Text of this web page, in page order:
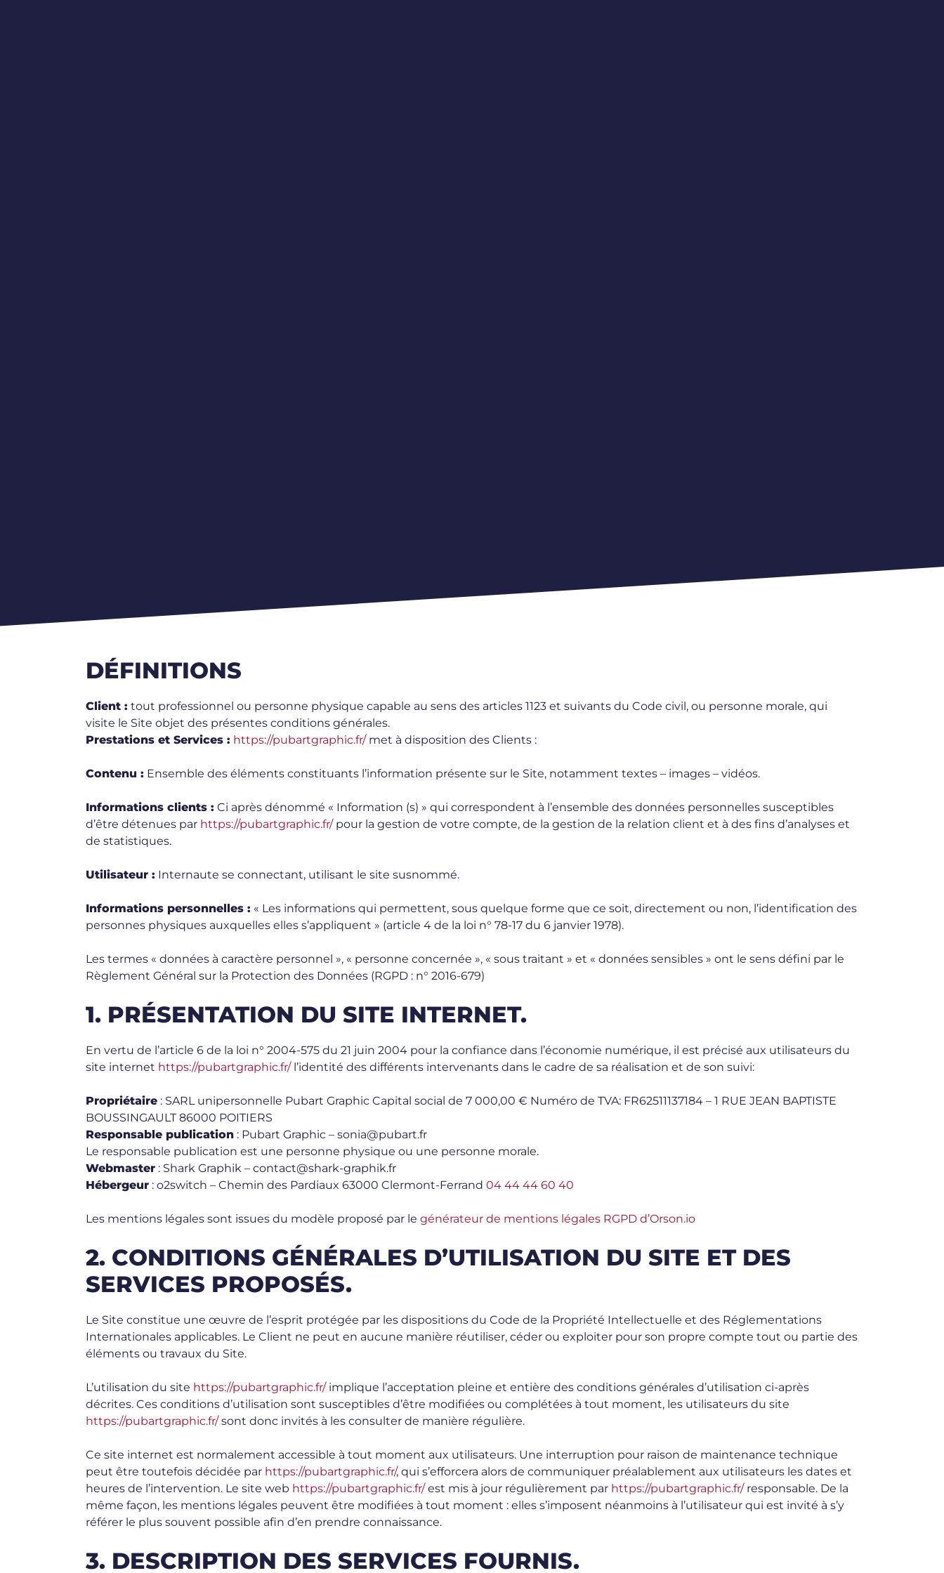
DÉFINITIONS
Client : tout professionnel ou personne physique capable au sens des articles 1123 et suivants du Code civil, ou personne morale, qui
visite le Site objet des présentes conditions générales.
Prestations et Services : https://pubartgraphic.fr/met à disposition des Clients :
Contenu : Ensemble des éléments constituants l’information présente sur le Site, notamment textes – images – vidéos.
Informations clients : Ci après dénommé « Information (s) » qui correspondent à l’ensemble des données personnelles susceptibles
d’être détenues par https://pubartgraphic.fr/pour la gestion de votre compte, de la gestion de la relation client et à des fins d’analyses et
de statistiques.
Utilisateur : Internaute se connectant, utilisant le site susnommé.
Informations personnelles : « Les informations qui permettent, sous quelque forme que ce soit, directement ou non, l’identification des
personnes physiques auxquelles elles s’appliquent » (article 4 de la loi n° 78-17 du 6 janvier 1978).
Les termes « données à caractère personnel », « personne concernée », « sous traitant » et « données sensibles » ont le sens défini par le
Règlement Général sur la Protection des Données (RGPD : n° 2016-679)
1. PRÉSENTATION DU SITE INTERNET.
En vertu de l’article 6 de la loi n° 2004-575 du 21 juin 2004 pour la confiance dans l’économie numérique, il est précisé aux utilisateurs du
site internet https://pubartgraphic.fr/l’identité des différents intervenants dans le cadre de sa réalisation et de son suivi:
Propriétaire : SARL unipersonnelle Pubart Graphic Capital social de 7 000,00 € Numéro de TVA: FR62511137184 – 1 RUE JEAN BAPTISTE
BOUSSINGAULT 86000 POITIERS
Responsable publication : Pubart Graphic – sonia@pubart.fr
Le responsable publication est une personne physique ou une personne morale.
Webmaster : Shark Graphik – contact@shark-graphik.fr
Hébergeur : o2switch – Chemin des Pardiaux 63000 Clermont-Ferrand 04 44 44 60 40
Les mentions légales sont issues du modèle proposé par le générateur de mentions légales RGPD d’Orson.io
2. CONDITIONS GÉNÉRALES D’UTILISATION DU SITE ET DES
SERVICES PROPOSÉS.
Le Site constitue une œuvre de l’esprit protégée par les dispositions du Code de la Propriété Intellectuelle et des Réglementations
Internationales applicables. Le Client ne peut en aucune manière réutiliser, céder ou exploiter pour son propre compte tout ou partie des
éléments ou travaux du Site.
L’utilisation du site https://pubartgraphic.fr/implique l’acceptation pleine et entière des conditions générales d’utilisation ci-après
décrites. Ces conditions d’utilisation sont susceptibles d’être modifiées ou complétées à tout moment, les utilisateurs du site
https://pubartgraphic.fr/sont donc invités à les consulter de manière régulière.
Ce site internet est normalement accessible à tout moment aux utilisateurs. Une interruption pour raison de maintenance technique
peut être toutefois décidée par https://pubartgraphic.fr/, qui s’efforcera alors de communiquer préalablement aux utilisateurs les dates et
heures de l’intervention. Le site web https://pubartgraphic.fr/est mis à jour régulièrement par https://pubartgraphic.fr/responsable. De la
même façon, les mentions légales peuvent être modifiées à tout moment : elles s’imposent néanmoins à l’utilisateur qui est invité à s’y
référer le plus souvent possible afin d’en prendre connaissance.
3. DESCRIPTION DES SERVICES FOURNIS.